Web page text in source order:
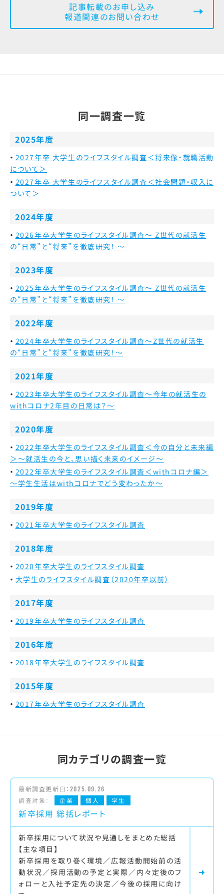
記事転載のお申し込み
報道関連のお問い合わせ
同一調査一覧
2025年度
2027年卒 大学生のライフスタイル調査＜将来像・就職活動
について＞
2027年卒 大学生のライフスタイル調査＜社会問題・収入に
ついて＞
2024年度
2026年卒大学生のライフスタイル調査～ Z世代の就活生
の“日常”と“将来”を徹底研究！ ～
2023年度
2025年卒大学生のライフスタイル調査～ Z世代の就活生
の“日常”と“将来”を徹底研究！ ～
2022年度
2024年卒大学生のライフスタイル調査～Z世代の就活生
の“日常”と“将来”を徹底研究！～
2021年度
2023年卒大学生のライフスタイル調査～今年の就活生の
withコロナ2年目の日常は？～
2020年度
2022年卒大学生のライフスタイル調査＜今の自分と未来編
＞～就活生の今と、思い描く未来のイメージ～
2022年卒大学生のライフスタイル調査＜withコロナ編＞
～学生生活はwithコロナでどう変わったか～
2019年度
2021年卒大学生のライフスタイル調査
2018年度
2020年卒大学生のライフスタイル調査
大学生のライフスタイル調査（2020年卒以前）
2017年度
2019年卒大学生のライフスタイル調査
2016年度
2018年卒大学生のライフスタイル調査
2015年度
2017年卒大学生のライフスタイル調査
同カテゴリの調査一覧
最新調査更新日： 2025.09.26
調査対象：
企業 個人 学生
新卒採用 総括レポート
新卒採用について状況や見通しをまとめた総括
【主な項目】
新卒採用を取り巻く環境／広報活動開始前の活
動状況／採用活動の予定と実際／内々定後のフ
ォローと入社予定先の決定／今後の採用に向け